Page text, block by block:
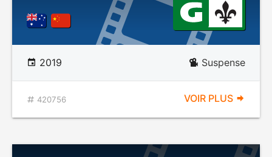
2019 Suspense
420756 VOIR PLUS